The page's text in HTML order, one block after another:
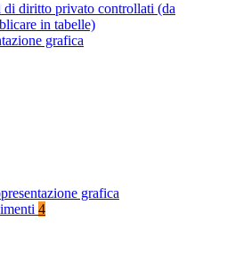
di diritto privato controllati (da
in tabelle)
grafica
grafica
4